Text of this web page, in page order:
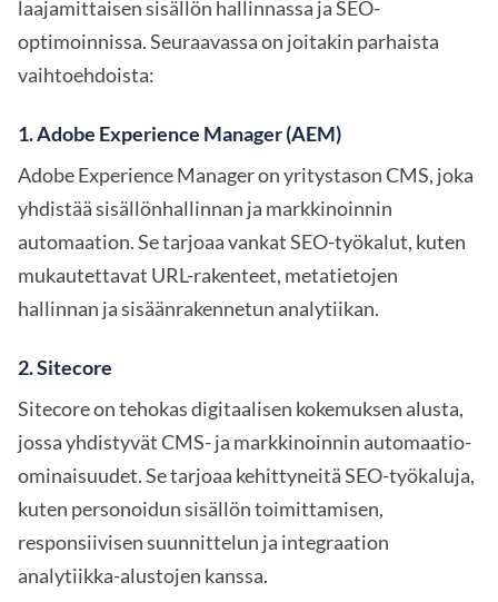
laajamittaisen sisällön hallinnassa ja SEO-
optimoinnissa. Seuraavassa on joitakin parhaista
vaihtoehdoista:
1.Adobe Experience Manager (AEM)
Adobe Experience Manager on yritystason CMS, joka
yhdistää sisällönhallinnan ja markkinoinnin
automaation. Se tarjoaa vankat SEO-työkalut, kuten
mukautettavat URL-rakenteet, metatietojen
hallinnan ja sisäänrakennetun analytiikan.
2.Sitecore
Sitecore on tehokas digitaalisen kokemuksen alusta,
jossa yhdistyvät CMS- ja markkinoinnin automaatio-
ominaisuudet. Se tarjoaa kehittyneitä SEO-työkaluja,
kuten personoidun sisällön toimittamisen,
responsiivisen suunnittelun ja integraation
analytiikka-alustojen kanssa.